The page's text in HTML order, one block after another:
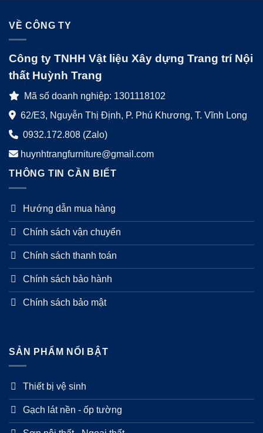
VỀ CÔNG TY
Công ty TNHH Vật liệu Xây dựng Trang trí Nội
thất Huỳnh Trang
Mã số doanh nghiệp: 1301118102
62/E3, Nguyễn Thị Định, P. Phú Khương, T. Vĩnh Long
0932.172.808 (Zalo)
huynhtrangfurniture@gmail.com
THÔNG TIN CẦN BIẾT
Hướng dẫn mua hàng
Chính sách vận chuyển
Chính sách thanh toán
Chính sách bảo hành
Chính sách bảo mật
SẢN PHẨM NỔI BẬT
Thiết bị vệ sinh
Gạch lát nền - ốp tường